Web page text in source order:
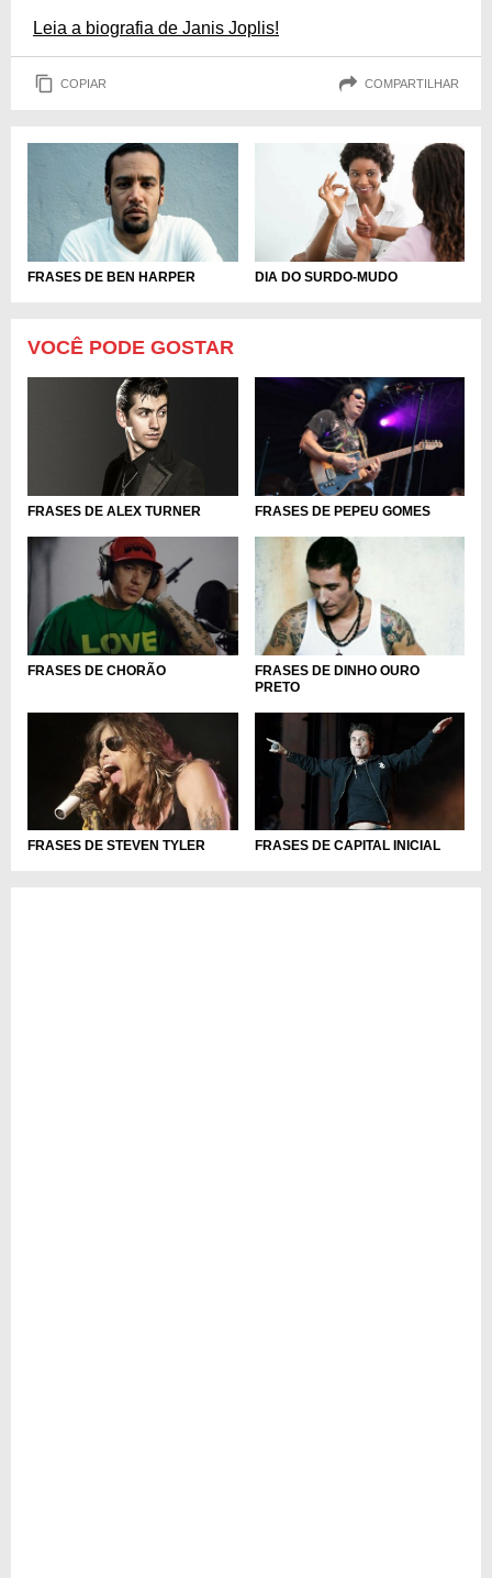
Leia a biografia de Janis Joplis!
COPIAR COMPARTILHAR
FRASES DE BEN HARPER DIA DO SURDO-MUDO
VOCÊ PODE GOSTAR
FRASES DE ALEX TURNER FRASES DE PEPEU GOMES
FRASES DE CHORÃO
FRASES DE DINHO OURO
PRETO
FRASES DE STEVEN TYLER FRASES DE CAPITAL INICIAL